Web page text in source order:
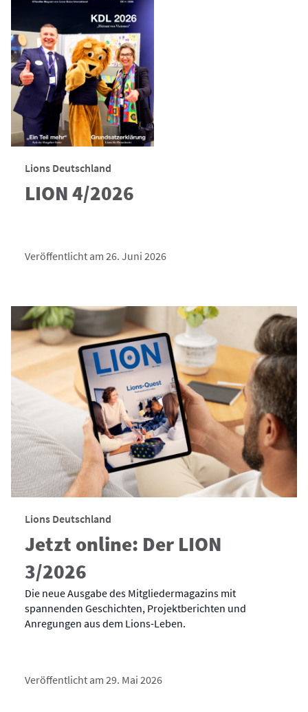
Lions Deutschland
LION 4/2026
Veröffentlicht am 26. Juni 2026
Lions Deutschland
Jetzt online: Der LION
3/2026
Die neue Ausgabe des Mitgliedermagazins mit
spannenden Geschichten, Projektberichten und
Anregungen aus dem Lions-Leben.
Veröffentlicht am 29. Mai 2026